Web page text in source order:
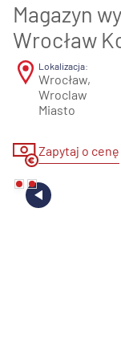
Magazyn
Wrocław
Lokalizacja:
Wrocław,
Wroclaw
Miasto
Zapytaj o cenę